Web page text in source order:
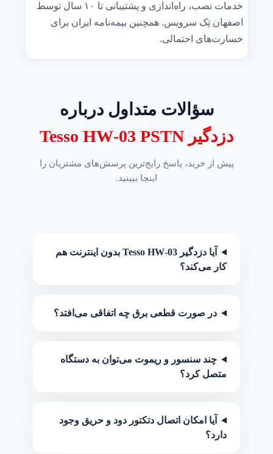
خدمات نصب، راه‌اندازی و پشتیبانی تا ۱۰ سال توسط
اصفهان تِک سرویس. همچنین بیمه‌نامه ایران برای
خسارت‌های احتمالی.
سؤالات متداول درباره
دزدگیر Tesso HW‑03 PSTN
پیش از خرید، پاسخ رایج‌ترین پرسش‌های مشتریان را
اینجا ببینید.
آیا دزدگیر Tesso HW‑03 بدون اینترنت هم
کار می‌کند؟
در صورت قطعی برق چه اتفاقی می‌افتد؟
چند سنسور و ریموت می‌توان به دستگاه
متصل کرد؟
آیا امکان اتصال دتکتور دود و حریق وجود
دارد؟